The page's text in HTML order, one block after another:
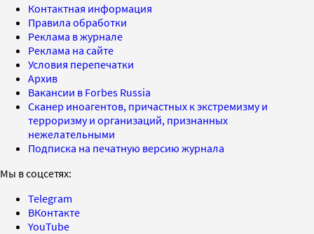
Контактная информация
Правила обработки
Реклама в журнале
Реклама на сайте
Условия перепечатки
Архив
Вакансии в Forbes Russia
Сканер иноагентов, причастных к экстремизму и
терроризму и организаций, признанных
нежелательными
Подписка на печатную версию журнала
Мы в соцсетях:
Telegram
ВКонтакте
YouTube